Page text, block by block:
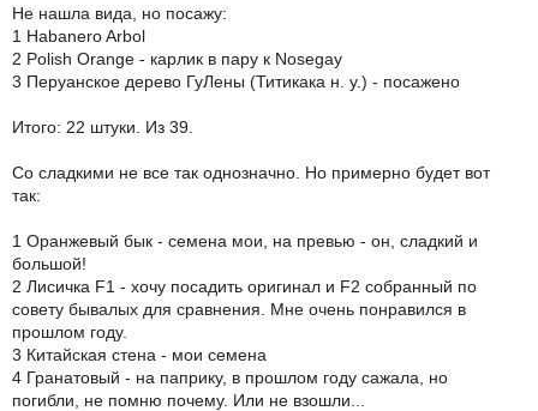
Не нашла вида, но посажу:
1 Habanero Arbol
2 Polish Orange - карлик в пару к Nosegay
3 Перуанское дерево ГуЛены (Титикака н. у.) - посажено
Итого: 22 штуки. Из 39.
Со сладкими не все так однозначно. Но примерно будет вот
так:
1 Оранжевый бык - семена мои, на превью - он, сладкий и
большой!
2 Лисичка F1 - хочу посадить оригинал и F2 собранный по
совету бывалых для сравнения. Мне очень понравился в
прошлом году.
3 Китайская стена - мои семена
4 Гранатовый - на паприку, в прошлом году сажала, но
погибли, не помню почему. Или не взошли...